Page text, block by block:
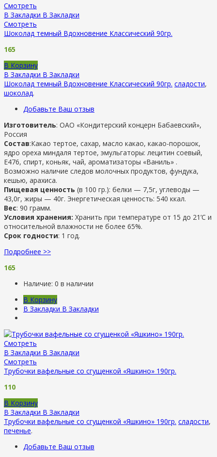
Смотреть
В Закладки В Закладки
Смотреть
Шоколад темный Вдохновение Классический 90гр.
165
В Корзину
В Закладки В Закладки
Шоколад темный Вдохновение Классический 90гр. сладости,
шоколад.
Добавьте Ваш отзыв
Изготовитель: ОАО «Кондитерский концерн Бабаевский»,
Россия
Состав:Какао тертое, сахар, масло какао, какао-порошок,
ядро ореха миндаля тертое, эмульгаторы: лецитин соевый,
Е476, спирт, коньяк, чай, ароматизаторы «Ваниль» .
Возможно наличие следов молочных продуктов, фундука,
кешью, арахиса.
Пищевая ценность (в 100 гр.): белки — 7,5г, углеводы —
43,0г, жиры — 40г. Энергетическая ценность: 540 ккал.
Вес: 90 грамм.
Условия хранения: Хранить при температуре от 15 до 21’С и
относительной влажности не более 65%.
Срок годности: 1 год.
Подробнее >>
165
Наличие: 0 в наличии
В Корзину
В Закладки В Закладки
Смотреть
В Закладки В Закладки
Смотреть
Трубочки вафельные со сгущенкой «Яшкино» 190гр.
110
В Корзину
В Закладки В Закладки
Трубочки вафельные со сгущенкой «Яшкино» 190гр. сладости,
печенье.
Добавьте Ваш отзыв